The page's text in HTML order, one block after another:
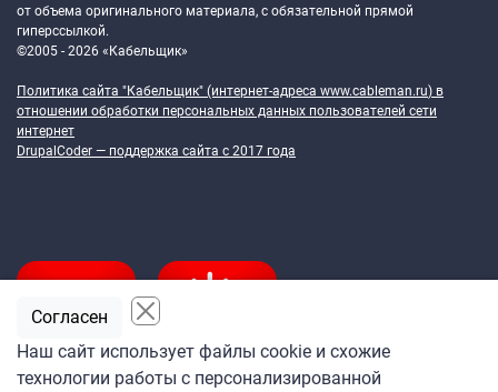
от объема оригинального материала, с обязательной прямой
гиперссылкой.
©2005 - 2026 «Кабельщик»
Политика сайта "Кабельщик" (интернет-адреса www.cableman.ru) в
отношении обработки персональных данных пользователей сети
интернет
DrupalCoder — поддержка сайта c 2017 года
Наш сайт использует файлы cookie и схожие
технологии работы с персонализированной
Согласен